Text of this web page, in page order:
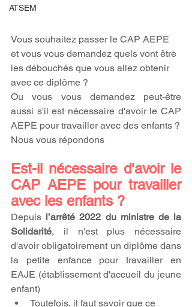
ATSEM
Vous souhaitez passer le CAP AEPE
et vous vous demandez quels vont être
les débouchés que vous allez obtenir
avec ce diplôme ?
Ou vous vous demandez peut-être
aussi s'il est nécessaire d'avoir le CAP
AEPE pour travailler avec des enfants ?
Nous vous répondons
Est-il nécessaire d'avoir le
CAP AEPE pour travailler
avec les enfants ?
Depuis l’arrêté 2022 du ministre de la
Solidarité, il n'est plus nécessaire
d'avoir obligatoirement un diplôme dans
la petite enfance pour travailler en
EAJE (établissement d'accueil du jeune
enfant)
Toutefois, il faut savoir que ce